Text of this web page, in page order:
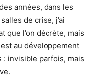
années, dans les
de crise, j’ai
que l’on décrète, mais
au développement
: invisible parfois, mais